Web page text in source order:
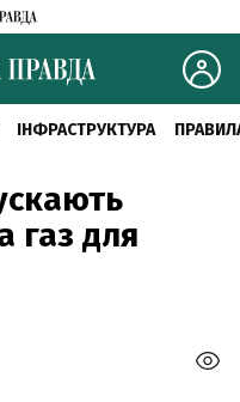
ІНФРАСТРУКТУРА
газ для